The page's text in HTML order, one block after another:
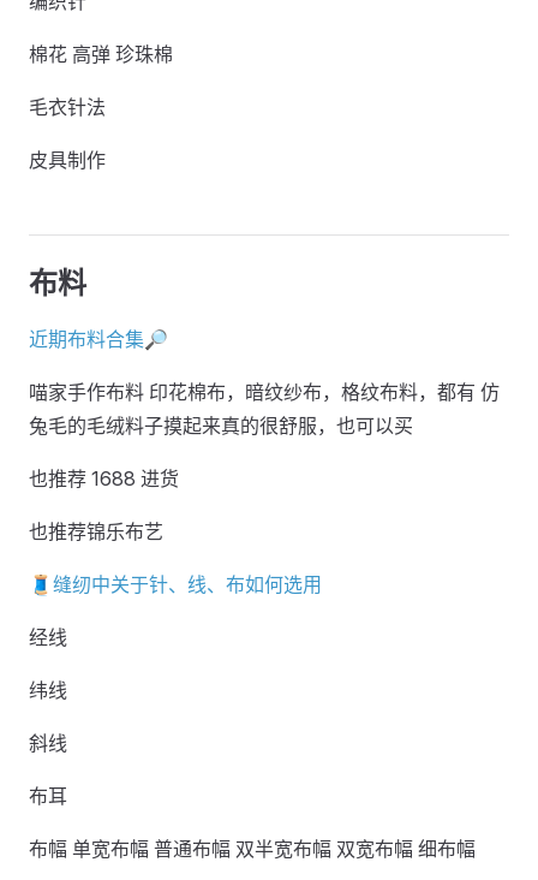
棉花 高弹 珍珠棉
毛衣针法
皮具制作
布料
近期布料合集🔎
喵家手作布料 印花棉布，暗纹纱布，格纹布料，都有 仿
兔毛的毛绒料子摸起来真的很舒服，也可以买
也推荐 1688 进货
也推荐锦乐布艺
🧵缝纫中关于针、线、布如何选用
经线
纬线
斜线
布耳
布幅 单宽布幅 普通布幅 双半宽布幅 双宽布幅 细布幅